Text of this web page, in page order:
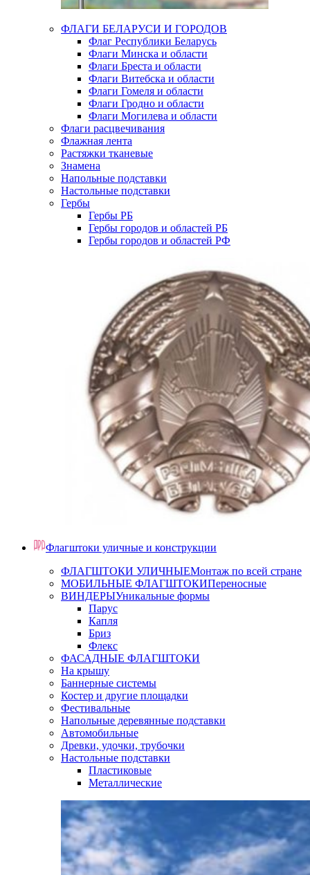
ФЛАГИ БЕЛАРУСИ И ГОРОДОВ
Флаг Республики Беларусь
Флаги Минска и области
Флаги Бреста и области
Флаги Витебска и области
Флаги Гомеля и области
Флаги Гродно и области
Флаги Могилева и области
Флаги расцвечивания
Флажная лента
Растяжки тканевые
Знамена
Напольные подставки
Настольные подставки
Гербы
Гербы РБ
Гербы городов и областей РБ
Гербы городов и областей РФ
Флагштоки уличные и конструкции
ФЛАГШТОКИ УЛИЧНЫЕМонтаж по всей стране
МОБИЛЬНЫЕ ФЛАГШТОКИПереносные
ВИНДЕРЫУникальные формы
Парус
Капля
Бриз
Флекс
ФАСАДНЫЕ ФЛАГШТОКИ
На крышу
Баннерные системы
Костер и другие площадки
Фестивальные
Напольные деревянные подставки
Автомобильные
Древки, удочки, трубочки
Настольные подставки
Пластиковые
Металлические